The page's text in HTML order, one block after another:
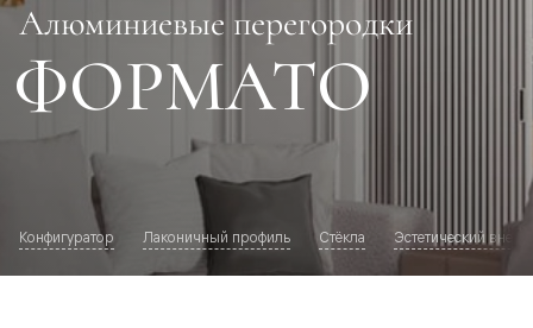
Алюминиевые перегородки
ФОРМАТО
Конфигуратор Лаконичный профиль Стёкла Эстетический